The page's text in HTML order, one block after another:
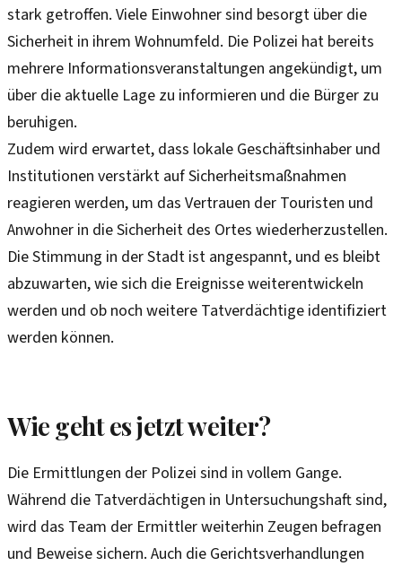
stark getroffen. Viele Einwohner sind besorgt über die
Sicherheit in ihrem Wohnumfeld. Die Polizei hat bereits
mehrere Informationsveranstaltungen angekündigt, um
über die aktuelle Lage zu informieren und die Bürger zu
beruhigen.
Zudem wird erwartet, dass lokale Geschäftsinhaber und
Institutionen verstärkt auf Sicherheitsmaßnahmen
reagieren werden, um das Vertrauen der Touristen und
Anwohner in die Sicherheit des Ortes wiederherzustellen.
Die Stimmung in der Stadt ist angespannt, und es bleibt
abzuwarten, wie sich die Ereignisse weiterentwickeln
werden und ob noch weitere Tatverdächtige identifiziert
werden können.
Wie geht es jetzt weiter?
Die Ermittlungen der Polizei sind in vollem Gange.
Während die Tatverdächtigen in Untersuchungshaft sind,
wird das Team der Ermittler weiterhin Zeugen befragen
und Beweise sichern. Auch die Gerichtsverhandlungen